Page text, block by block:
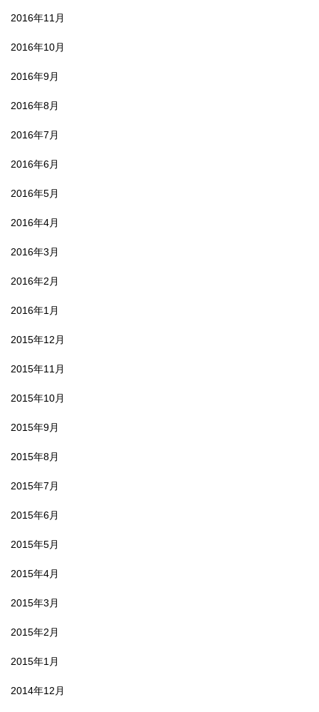
2016年11月
2016年10月
2016年9月
2016年8月
2016年7月
2016年6月
2016年5月
2016年4月
2016年3月
2016年2月
2016年1月
2015年12月
2015年11月
2015年10月
2015年9月
2015年8月
2015年7月
2015年6月
2015年5月
2015年4月
2015年3月
2015年2月
2015年1月
2014年12月